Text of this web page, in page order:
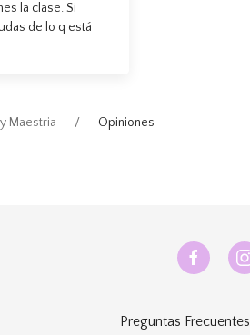
la clase. Si
de lo q está
Maestria Opiniones
Preguntas Frecuentes